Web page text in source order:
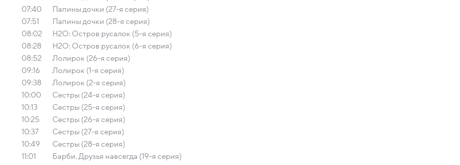
07:40
Папины дочки (27-я серия)
07:51
Папины дочки (28-я серия)
08:02
H2O: Остров русалок (5-я серия)
08:28
H2O: Остров русалок (6-я серия)
08:52
Лолирок (26-я серия)
09:16
Лолирок (1-я серия)
09:38
Лолирок (2-я серия)
10:00
Сестры (24-я серия)
10:13
Сестры (25-я серия)
10:25
Сестры (26-я серия)
10:37
Сестры (27-я серия)
10:49
Сестры (28-я серия)
11:01
Барби. Друзья навсегда (19-я серия)